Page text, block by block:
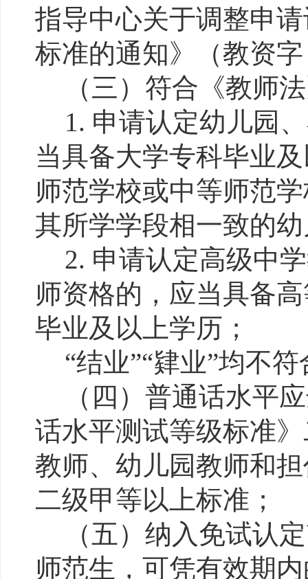
指导中心关于调整申
标准的通知》（教资
（三）符合《教师
1. 申请认定幼儿园
当具备大学专科毕业
师范学校或中等师范
其所学学段相一致的
2. 申请认定高级中
师资格的，应当具备
毕业及以上学历；
“结业”“肄业”均不
（四）普通话水平
话水平测试等级标准
教师、幼儿园教师和
二级甲等以上标准；
（五）纳入免试认
师范生，可凭有效期